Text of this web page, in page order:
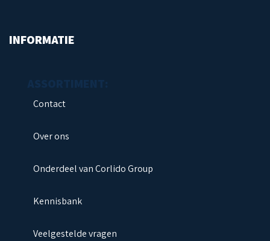
INFORMATIE
Contact
Over ons
Onderdeel van Corlido Group
Kennisbank
Veelgestelde vragen